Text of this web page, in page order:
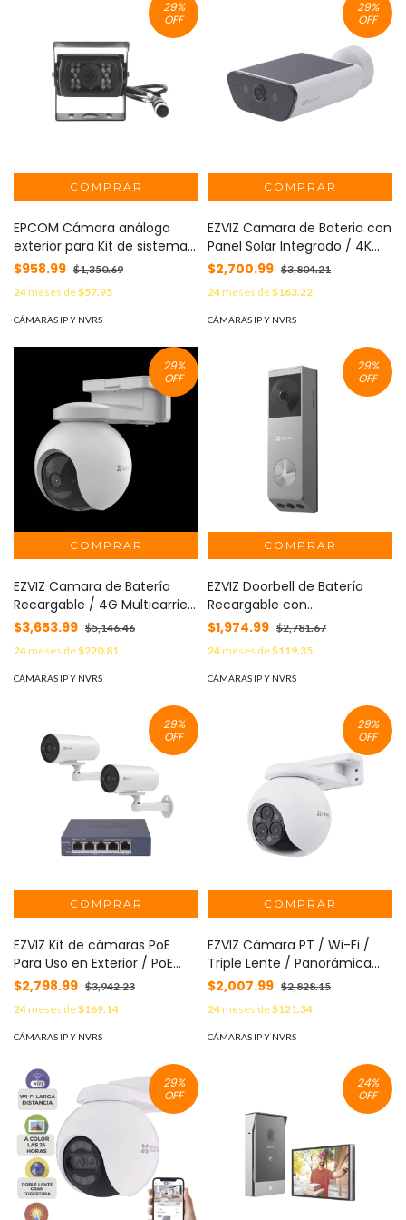
DETECTION / DETECCION-
VEHICULO-MASCOTA-LLANTO
/ USB-C / INTERIOR / SERIE
PANDA MOD: UHO-S3S-M33D
DETECTION / PANEO+TILDEO /
IP66 / GRAFENO / ULTRA265 /
12VCD / SERIE PANDA P MOD:
UHO-P2A-M3F4D
29%
OFF
EPCOM Cámara análoga
exterior para Kit de sistema
de reversa Vehicular EP790J
MOD: EPC-633
$958.99 $1,350.69
24meses de$57.95
CÁMARAS IP Y NVRS
29%
OFF
EZVIZ Camara de Bateria con
Panel Solar Integrado / 4K
Resolucion / WI-FI 6 / Vision
Nocturna / Detección
Humana y de Vehiculos /
Batería de 10400 MAH / IP65
$2,700.99 $3,804.21
24meses de$163.22
CÁMARAS IP Y NVRS
29%
OFF
EZVIZ Camara de Batería
Recargable / 4G Multicarrier
/ 3 Megapixel / Compatible
con Panel Solar CS-CMT-
SOLARPANEL-E conector Tipo
C / Seguimiento Inteligente
Detección humana / Exterior
Con Potección MOD: CS-
EB8-4G
$3,653.99 $5,146.46
24meses de$220.81
CÁMARAS IP Y NVRS
29%
OFF
EZVIZ Doorbell de Batería
Recargable con
Transformador de 5Vcc o
Panel Solar (Incluye Panel) /
3 megapíxel / Doble Lente /
Protección IP65 / Audio de
$1,974.99 $2,781.67
24meses de$119.35
CÁMARAS IP Y NVRS
29%
OFF
EZVIZ Kit de cámaras PoE
Para Uso en Exterior / PoE
Estandar Af / 2 piezas CS-
H5/3MP/ 1 Pieza de Switch
DS-3E1505P-EI/M / Vision
Nocturna a Color / IP67 /
Sirena / 4 Puertos 1000 Mbps
PoE+ / 1 Puerto 1000 Mbps
Uplink MOD: CS-
H5/3MP/POE/KS2
$2,798.99 $3,942.23
24meses de$169.14
CÁMARAS IP Y NVRS
29%
OFF
EZVIZ Cámara PT / Wi-Fi /
Triple Lente / Panorámica
360° / Resolución 2k+ /
Visión Nocturna a color / IA
Detección de Humanos y
Vehiculos / Alarma con
$2,007.99 $2,828.15
24meses de$121.34
CÁMARAS IP Y NVRS
29%
OFF
24%
OFF